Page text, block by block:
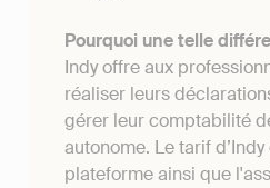
Pourquoi une telle
Indy offre aux
réaliser leurs
gérer leur comptabilité
autonome. Le tarif
plateforme ainsi que